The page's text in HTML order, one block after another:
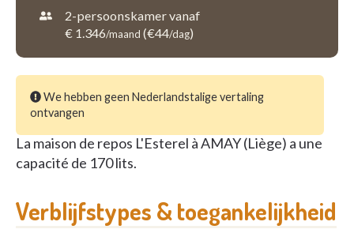
2-persoonskamer vanaf
€ 1.346/maand (€44/dag)
We hebben geen Nederlandstalige vertaling
ontvangen
La maison de repos L'Esterel à AMAY (Liège) a une
capacité de 170 lits.
Verblijfstypes & toegankelijkheid